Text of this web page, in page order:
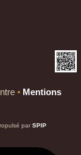
• Mentions
parSPIP